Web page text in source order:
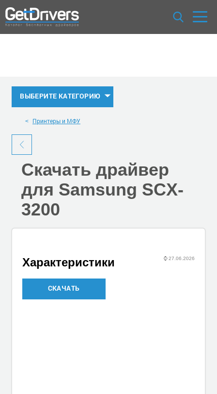
ВЫБЕРИТЕ КАТЕГОРИЮ
Принтеры и МФУ
Скачать драйвер
для Samsung SCX-
3200
⌚27.06.2026
Характеристики
СКАЧАТЬ